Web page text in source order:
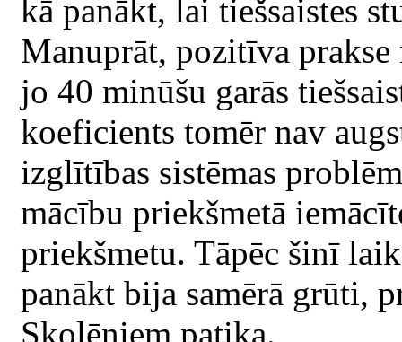
kā panākt, lai tiešsaistes
Manuprāt, pozitīva
jo 40 minūšu garās
koeficients tomēr nav
izglītības sistēmas
mācību priekšmetā
priekšmetu. Tāpēc šinī
panākt bija samērā grūti,
Skolēniem patika.